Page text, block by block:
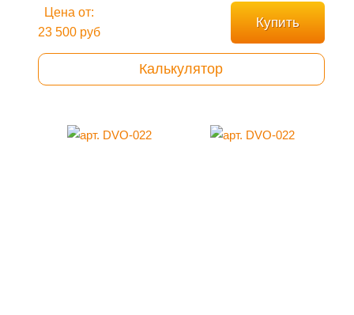
Цена от:
23 500 руб
Купить
Калькулятор